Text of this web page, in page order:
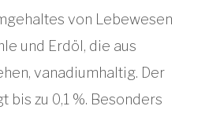
von Lebewesen
und Erdöl, die aus
vanadiumhaltig. Der
bis zu 0,1 %. Besonders